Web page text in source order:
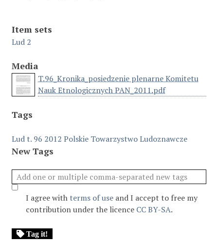
Item sets
Lud 2
Media
T.96_Kronika_posiedzenie plenarne Komitetu
Nauk Etnologicznych PAN_2011.pdf
Tags
Lud t. 96 2012 Polskie Towarzystwo Ludoznawcze
New Tags
I agree with terms of use and I accept to free my
contribution under the licence CC BY-SA.
Tag it!